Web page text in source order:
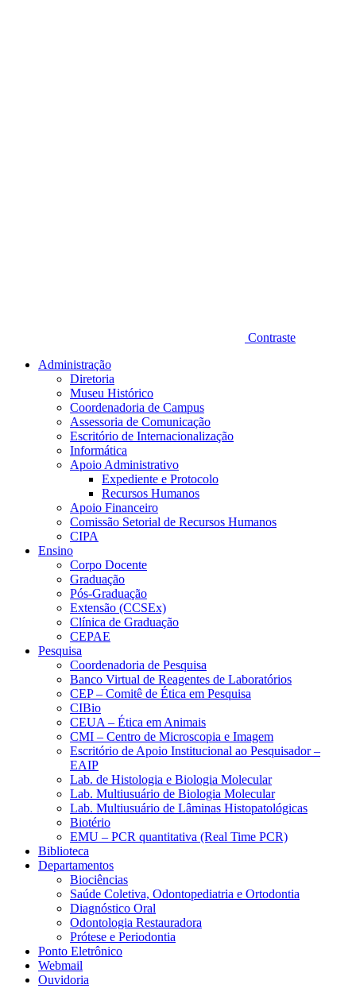
Contraste
Administração
Diretoria
Museu Histórico
Coordenadoria de Campus
Assessoria de Comunicação
Escritório de Internacionalização
Informática
Apoio Administrativo
Expediente e Protocolo
Recursos Humanos
Apoio Financeiro
Comissão Setorial de Recursos Humanos
CIPA
Ensino
Corpo Docente
Graduação
Pós-Graduação
Extensão (CCSEx)
Clínica de Graduação
CEPAE
Pesquisa
Coordenadoria de Pesquisa
Banco Virtual de Reagentes de Laboratórios
CEP – Comitê de Ética em Pesquisa
CIBio
CEUA – Ética em Animais
CMI – Centro de Microscopia e Imagem
Escritório de Apoio Institucional ao Pesquisador –
EAIP
Lab. de Histologia e Biologia Molecular
Lab. Multiusuário de Biologia Molecular
Lab. Multiusuário de Lâminas Histopatológicas
Biotério
EMU – PCR quantitativa (Real Time PCR)
Biblioteca
Departamentos
Biociências
Saúde Coletiva, Odontopediatria e Ortodontia
Diagnóstico Oral
Odontologia Restauradora
Prótese e Periodontia
Ponto Eletrônico
Webmail
Ouvidoria